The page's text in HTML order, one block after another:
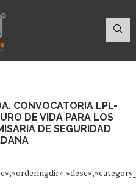
CONVOCATORIA LPL-
DE VIDA PARA LOS
DE SEGURIDAD